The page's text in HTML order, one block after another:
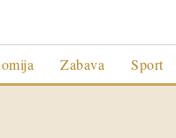
Zabava Sport